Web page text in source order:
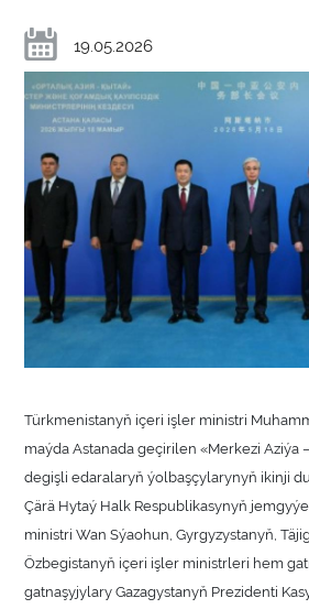
19.05.2026
Türkmenistanyň içeri işler ministri
maýda Astanada geçirilen «Merkezi Aziýa
degişli edaralaryň ýolbaşçylarynyň ikinji
Çärä Hytaý Halk Respublikasynyň
ministri Wan Sýaohun, Gyrgyzystanyň,
Özbegistanyň içeri işler ministrleri hem
gatnaşyjylary Gazagystanyň Prezidenti